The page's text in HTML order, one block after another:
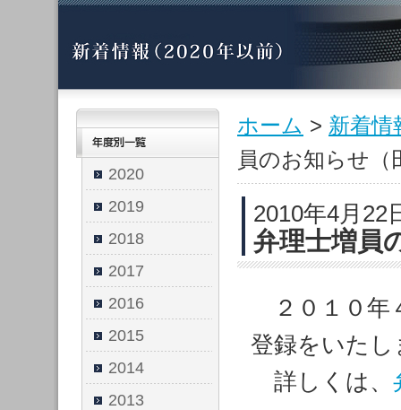
ホーム > 新着情
員のお知らせ（
2010年4月22
弁理士増員
２０１０年
登録をいたし
詳しくは、
2020
2019
2018
2017
2016
2015
2014
2013